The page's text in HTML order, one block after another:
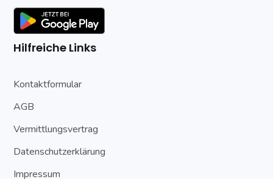
Hilfreiche Links
Kontaktformular
AGB
Vermittlungsvertrag
Datenschutzerklärung
Impressum